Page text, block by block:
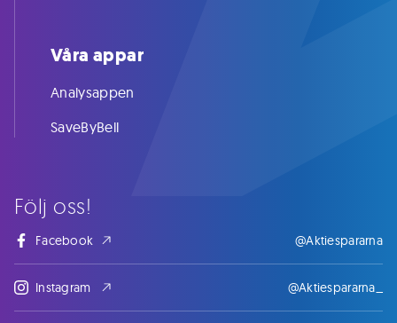
Följ oss!
Facebook @Aktiespararna
Instagram @Aktiespararna_
Våra appar
Analysappen
SaveByBell